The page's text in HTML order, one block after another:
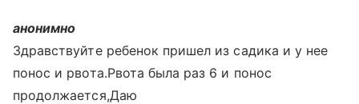
анонимно
Здравствуйте ребенок пришел из садика и у нее
понос и рвота.Рвота была раз 6 и понос
продолжается,Даю